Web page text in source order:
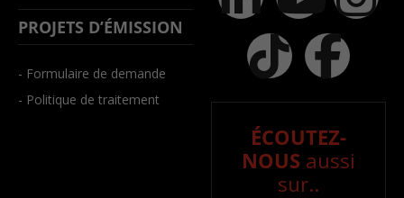
PROJETS D’ÉMISSION
- Formulaire de demande
- Politique de traitement
ÉCOUTEZ-
NOUS aussi
sur..